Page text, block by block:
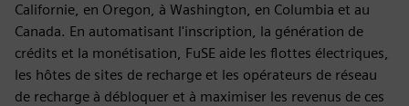
Californie, en Oregon, à Washington, en Columbia et au
Canada. En automatisant l'inscription, la génération de
crédits et la monétisation, FuSE aide les flottes électriques,
les hôtes de sites de recharge et les opérateurs de réseau
de recharge à débloquer et à maximiser les revenus de ces